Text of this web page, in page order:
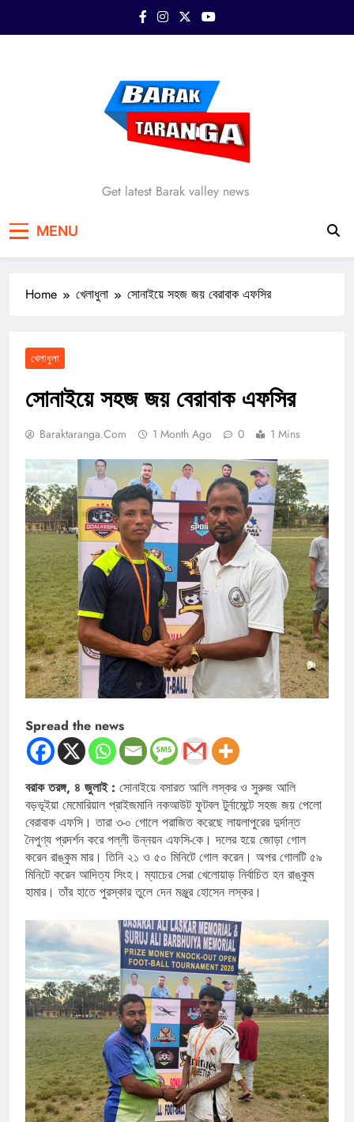
Barak Taranga
Get latest Barak valley news
MENU
Home খেলাধুলা সোনাইয়ে সহজ জয় বেরাবাক এফসির
খেলাধুলা
সোনাইয়ে সহজ জয় বেরাবাক এফসির
Baraktaranga.com 1 Month Ago 0 1 Mins
Spread the news
বরাক তরঙ্গ, ৪ জুলাই : সোনাইয়ে বসারত আলি লস্কর ও সুরুজ আলি
বড়ভূইয়া মেমোরিয়াল প্রাইজমানি নকআউট ফুটবল টুর্নামেন্টে সহজ জয় পেলো
বেরাবাক এফসি। তারা ৩-০ গোলে পরাজিত করেছে লায়লাপুরের দুর্দান্ত
নৈপুণ্য প্রদর্শন করে পল্লী উন্নয়ন এফসি-কে। দলের হয়ে জোড়া গোল
করেন রাঙ্কুম মার। তিনি ২১ ও ৫০ মিনিটে গোল করেন। অপর গোলটি ৫৯
মিনিটে করেন আদিত্য সিংহ। ম্যাচের সেরা খেলোয়াড় নির্বাচিত হন রাঙ্কুম
হামার। তাঁর হাতে পুরস্কার তুলে দেন মঞ্জুর হোসেন লস্কর।